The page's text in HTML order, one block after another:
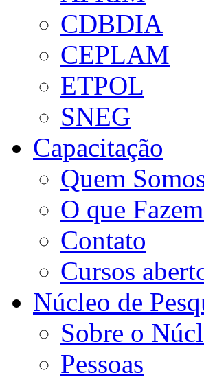
CDBDIA
CEPLAM
ETPOL
SNEG
Capacitação
Quem
O que
Contato
Cursos
Núcleo de
Sobre o
Pessoas